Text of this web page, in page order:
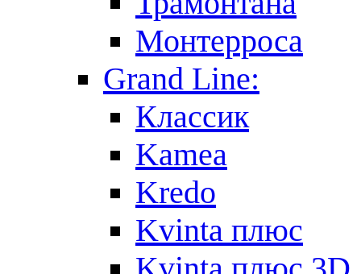
Монтерроса
Grand Line:
Классик
Kamea
Kredo
Kvinta плюс